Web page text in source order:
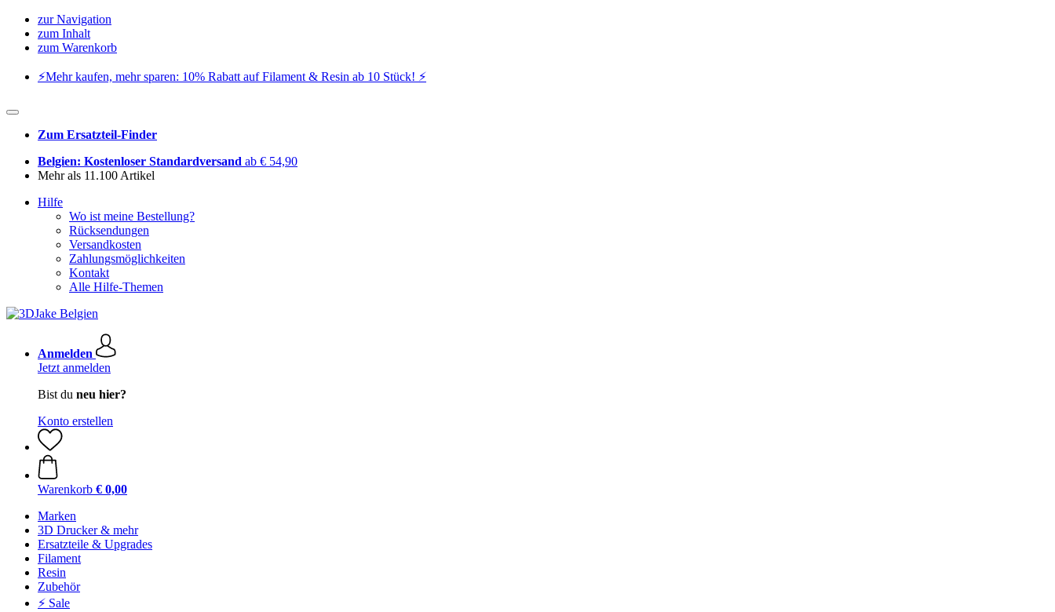
zur Navigation
zum Inhalt
zum Warenkorb
⚡️Mehr kaufen, mehr sparen: 10% Rabatt auf Filament & Resin ab 10 Stück! ⚡️
Zum Ersatzteil-Finder
Belgien: Kostenloser Standardversand ab € 54,90
Mehr als 11.100 Artikel
Hilfe
Wo ist meine Bestellung?
Rücksendungen
Versandkosten
Zahlungsmöglichkeiten
Kontakt
Alle Hilfe-Themen
Anmelden
Jetzt anmelden
Bist du neu hier?
Konto erstellen
Warenkorb € 0,00
Marken
3D Drucker & mehr
Ersatzteile & Upgrades
Filament
Resin
Zubehör
⚡ Sale